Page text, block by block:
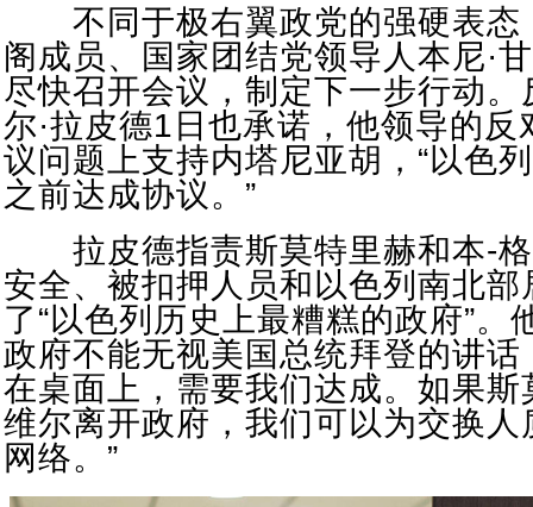
不同于极右翼政党的强硬表态
阁成员、国家团结党领导人本尼·
尽快召开会议，制定下一步行动
尔·拉皮德1日也承诺，他领导的
议问题上支持内塔尼亚胡，“以色
之前达成协议。”
拉皮德指责斯莫特里赫和本-格
安全、被扣押人员和以色列南北部
了“以色列历史上最糟糕的政府”。
政府不能无视美国总统拜登的讲话
在桌面上，需要我们达成。如果
维尔离开政府，我们可以为交换
网络。”